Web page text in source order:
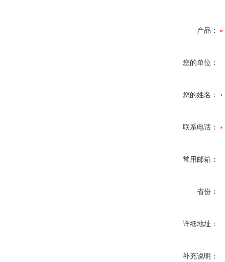
产品：
您的单位：
您的姓名：
联系电话：
常用邮箱：
省份：
详细地址：
补充说明：